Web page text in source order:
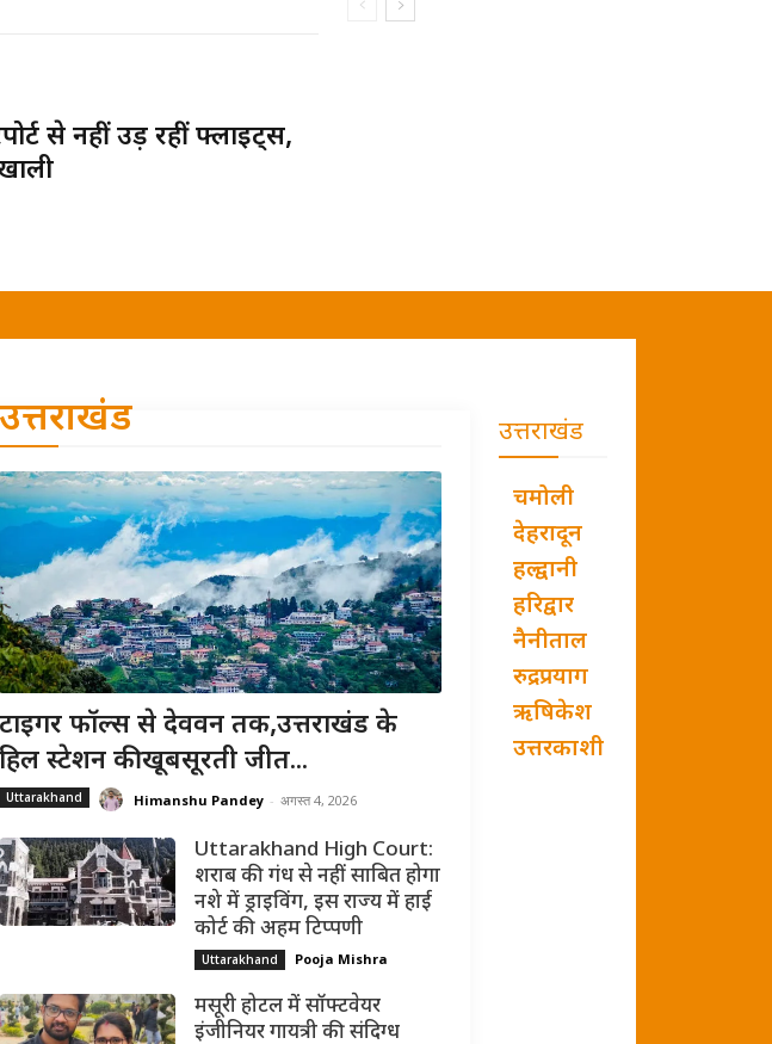
से नहीं उड़ रहीं फ्लाइट्स,
उत्तराखंड
टाइगर फॉल्स से देववन तक,उत्तराखंड के
हिल स्टेशन की खूबसूरती जीत...
Uttarakhand Himanshu Pandey - अगस्त 4, 2026
Uttarakhand High Court:
शराब की गंध से नहीं साबित होगा
नशे में ड्राइविंग, इस राज्य में हाई
कोर्ट की अहम टिप्पणी
Uttarakhand Pooja Mishra
मसूरी होटल में सॉफ्टवेयर
इंजीनियर गायत्री की संदिग्ध
उत्तराखंड
चमोली
देहरादून
हल्द्वानी
हरिद्वार
नैनीताल
रुद्रप्रयाग
ऋषिकेश
उत्तरकाशी